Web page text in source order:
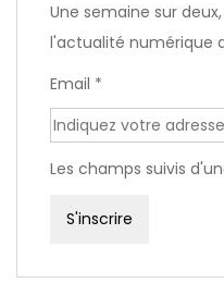
Une semaine sur
l'actualité numérique
Email *
Les champs suivis